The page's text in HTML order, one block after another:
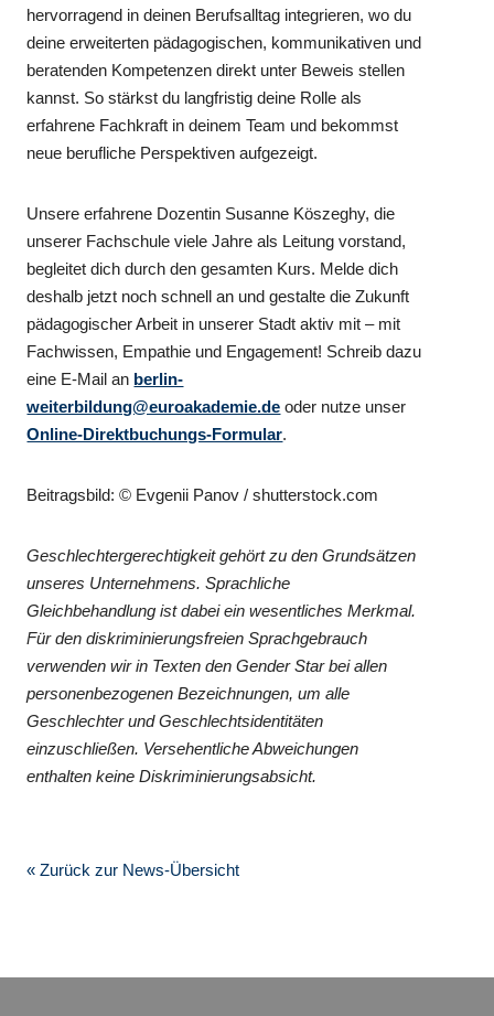
hervorragend in deinen Berufsalltag integrieren, wo du
deine erweiterten pädagogischen, kommunikativen und
beratenden Kompetenzen direkt unter Beweis stellen
kannst. So stärkst du langfristig deine Rolle als
erfahrene Fachkraft in deinem Team und bekommst
neue berufliche Perspektiven aufgezeigt.
Unsere erfahrene Dozentin Susanne Köszeghy, die
unserer Fachschule viele Jahre als Leitung vorstand,
begleitet dich durch den gesamten Kurs. Melde dich
deshalb jetzt noch schnell an und gestalte die Zukunft
pädagogischer Arbeit in unserer Stadt aktiv mit – mit
Fachwissen, Empathie und Engagement! Schreib dazu
eine E-Mail an berlin-
weiterbildung@euroakademie.de oder nutze unser
Online-Direktbuchungs-Formular.
Beitragsbild: © Evgenii Panov / shutterstock.com
Geschlechtergerechtigkeit gehört zu den Grundsätzen
unseres Unternehmens. Sprachliche
Gleichbehandlung ist dabei ein wesentliches Merkmal.
Für den diskriminierungsfreien Sprachgebrauch
verwenden wir in Texten den Gender Star bei allen
personenbezogenen Bezeichnungen, um alle
Geschlechter und Geschlechtsidentitäten
einzuschließen. Versehentliche Abweichungen
enthalten keine Diskriminierungsabsicht.
« Zurück zur News-Übersicht